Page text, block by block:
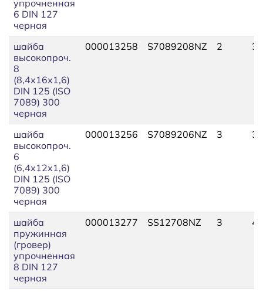
упрочненная
6 DIN 127
черная
шайба
высокопроч.
8
(8,4х16х1,6)
DIN 125 (ISO
7089) 300
черная
000013258 S7089208NZ 2
шайба
высокопроч.
6
(6,4х12х1,6)
DIN 125 (ISO
7089) 300
черная
000013256 S7089206NZ 3
шайба
пружинная
(гровер)
упрочненная
8 DIN 127
черная
000013277 SS12708NZ 3